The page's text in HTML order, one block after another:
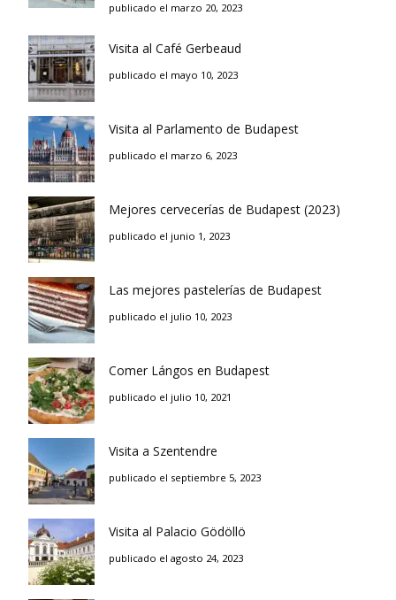
publicado el marzo 20, 2023
Visita al Café Gerbeaud
publicado el mayo 10, 2023
Visita al Parlamento de Budapest
publicado el marzo 6, 2023
Mejores cervecerías de Budapest (2023)
publicado el junio 1, 2023
Las mejores pastelerías de Budapest
publicado el julio 10, 2023
Comer Lángos en Budapest
publicado el julio 10, 2021
Visita a Szentendre
publicado el septiembre 5, 2023
Visita al Palacio Gödöllö
publicado el agosto 24, 2023